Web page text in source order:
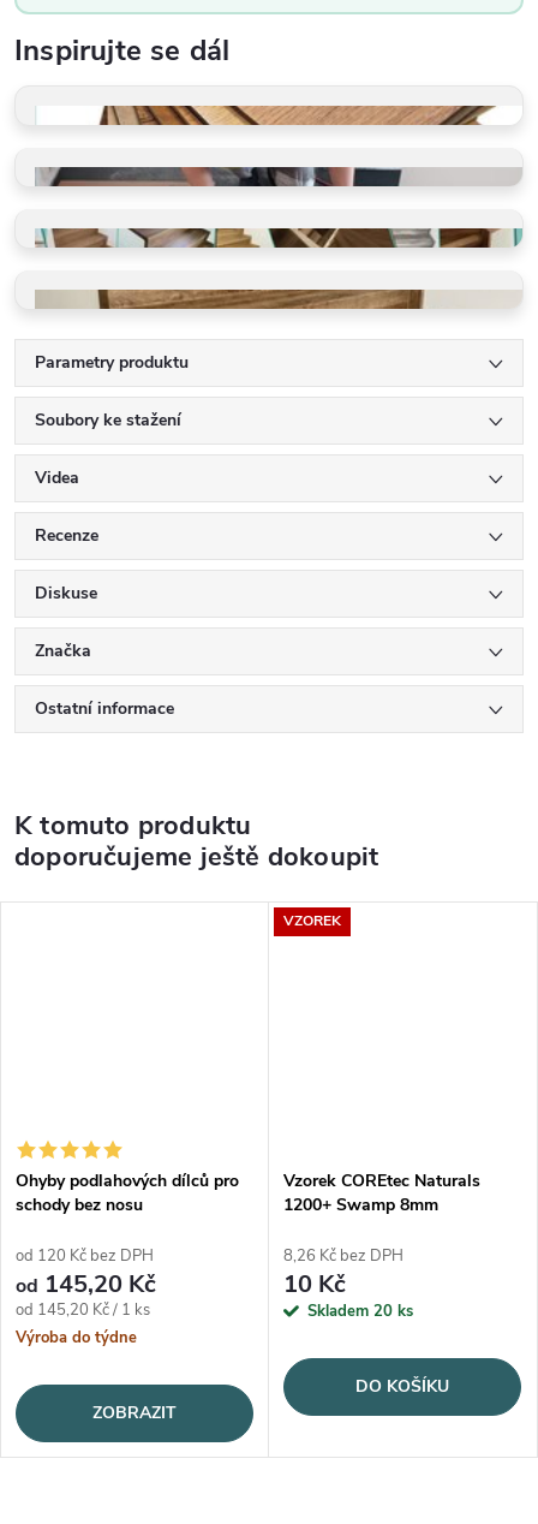
Inspirujte se dál
Dotkněte se kvality
Rychle a precizně
Schody, podlahy, detaily
Parametry produktu
Soubory ke stažení
Videa
Recenze
Diskuse
Značka
Ostatní informace
K tomuto produktu
doporučujeme ještě dokoupit
Ohyby podlahových dílců pro
schody bez nosu
od 120 Kč bez DPH
od 145,20 Kč
Měrná cena:
od 145,20 Kč / 1 ks
Výroba do týdne
ZOBRAZIT
VZOREK
Vzorek COREtec Naturals
1200+ Swamp 8mm
8,26 Kč bez DPH
10 Kč
Skladem 20 ks
DO KOŠÍKU